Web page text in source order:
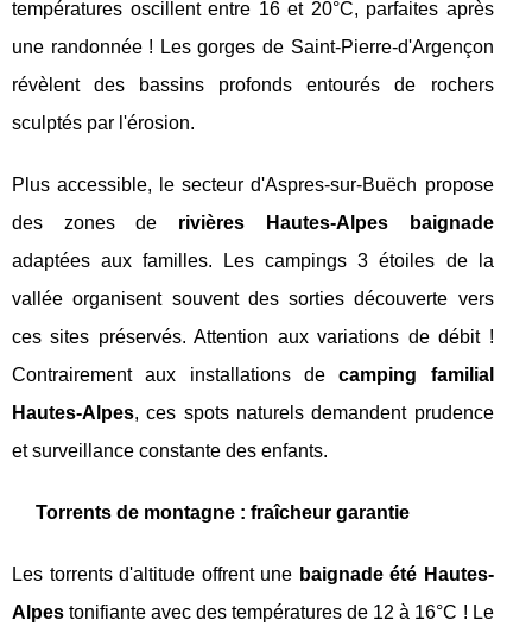
températures oscillent entre 16 et 20°C, parfaites après
une randonnée ! Les gorges de Saint-Pierre-d'Argençon
révèlent des bassins profonds entourés de rochers
sculptés par l'érosion.
Plus accessible, le secteur d'Aspres-sur-Buëch propose
des zones de rivières Hautes-Alpes baignade
adaptées aux familles. Les campings 3 étoiles de la
vallée organisent souvent des sorties découverte vers
ces sites préservés. Attention aux variations de débit !
Contrairement aux installations decamping familial
Hautes-Alpes, ces spots naturels demandent prudence
et surveillance constante des enfants.
Torrents de montagne : fraîcheur garantie
Les torrents d'altitude offrent une baignade été Hautes-
Alpes tonifiante avec des températures de 12 à 16°C ! Le